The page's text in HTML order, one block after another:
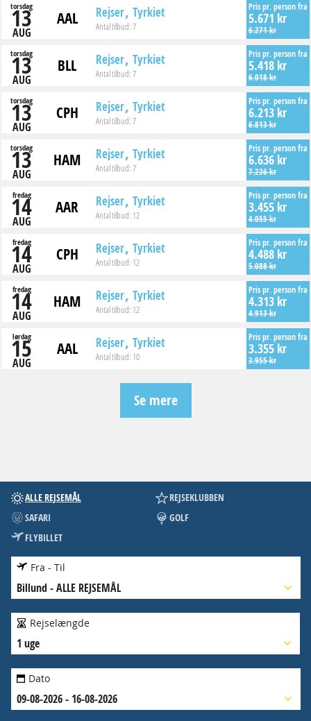
torsdag
13
AUG
AAL Rejser Tyrkiet
Antal tilbud:7
Pris pr. person fra
5.671 kr
6.271 kr
torsdag
13
AUG
BLL Rejser Tyrkiet
Antal tilbud:7
Pris pr. person fra
5.418 kr
6.018 kr
torsdag
13
AUG
CPH Rejser Tyrkiet
Antal tilbud:7
Pris pr. person fra
6.213 kr
6.813 kr
torsdag
13
AUG
HAM Rejser Tyrkiet
Antal tilbud:7
Pris pr. person fra
6.636 kr
7.236 kr
fredag
14
AUG
AAR Rejser Tyrkiet
Antal tilbud: 12
Pris pr. person fra
3.455 kr
4.055 kr
fredag
14
AUG
CPH Rejser Tyrkiet
Antal tilbud: 12
Pris pr. person fra
4.488 kr
5.088 kr
fredag
14
AUG
HAM Rejser Tyrkiet
Antal tilbud: 12
Pris pr. person fra
4.313 kr
4.913 kr
lørdag
15
AUG
AAL Rejser Tyrkiet
Antal tilbud: 10
Pris pr. person fra
3.355 kr
3.955 kr
Se mere
ALLE REJSEMÅL
REJSEKLUBBEN
SAFARI
GOLF
FLYBILLET
Fra - Til
Billund -ALLE REJSEMÅL
Rejselængde
1 uge
Dato
09-08-2026 - 16-08-2026